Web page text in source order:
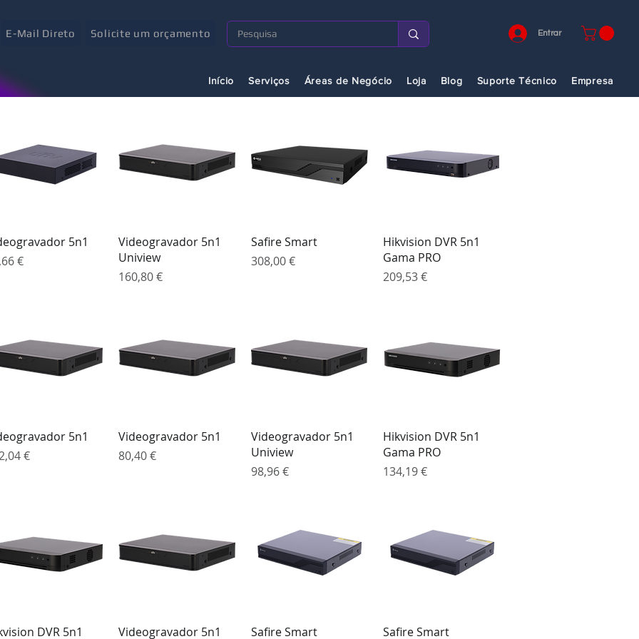
E-Mail Direto Solicite um orçamento Entrar
Início Serviços Áreas de Negócio Loja Blog Suporte Técnico Empresa
rápida
5n1
€
Visualização rápida
Videogravador 5n1
Uniview
Preço
160,80 €
Visualização rápida
Safire Smart
Preço
308,00 €
Visualização rápida
Hikvision DVR 5n1
Gama PRO
Preço
209,53 €
rápida
5n1
€
Visualização rápida
Videogravador 5n1
Preço
80,40 €
Visualização rápida
Videogravador 5n1
Uniview
Preço
98,96 €
Visualização rápida
Hikvision DVR 5n1
Gama PRO
Preço
134,19 €
rápida
DVR 5n1 Visualização rápida
Videogravador 5n1 Visualização rápida
Safire Smart Visualização rápida
Safire Smart